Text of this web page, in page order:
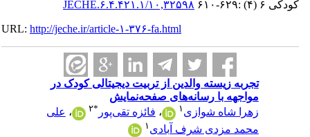
کودکی ۶ (۴) :۶۲۹-۶۱۰ ۱۰,۳۲۵۹۸/JECHE.۶.۴.۴۲۱.۱
URL:http://jeche.ir/article-۱-۳۷۶-fa.html
تجربه زیسته والدین از تربیت دیجیتالی کودک در
مواجهه با رسانه‌های صفحه‌نمایش
زهرا شاه شوازی۱ ،فائزه تقی‌پور ۲ ،علی
محمد مزدی شرف آبادی